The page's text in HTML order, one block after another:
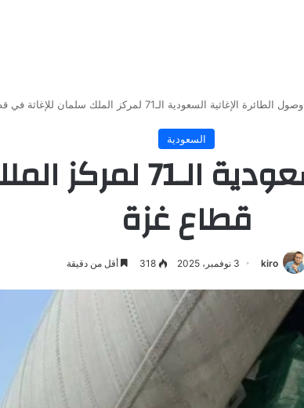
وصول الطائرة الإغاثية السعودية الـ71 لمركز الملك سلمان للإغاثة في قطاع غزة
السعودية
وصول الطائرة
قطاع غزة
kiro 3 نوفمبر، 2025 318 أقل من دقيقة